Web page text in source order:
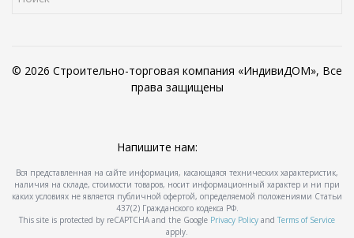
© 2026 Строительно-торговая компания «ИндивиДОМ», Все
права защищены
Напишите нам:
Вся представленная на сайте информация, касающаяся технических характеристик,
наличия на складе, стоимости товаров, носит информационный характер и ни при
каких условиях не является публичной офертой, определяемой положениями Статьи
437(2) Гражданского кодекса РФ.
This site is protected by reCAPTCHA and the Google Privacy Policy and Terms of Service
apply.